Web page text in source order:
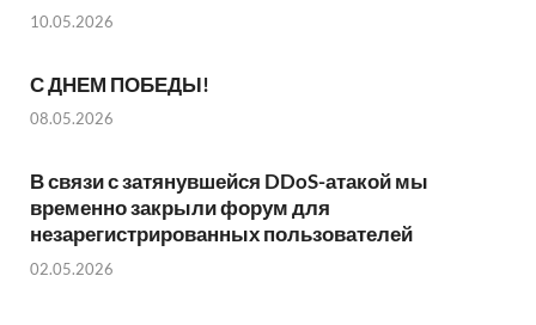
10.05.2026
С ДНЕМ ПОБЕДЫ!
08.05.2026
В связи с затянувшейся DDoS-атакой мы
временно закрыли форум для
незарегистрированных пользователей
02.05.2026